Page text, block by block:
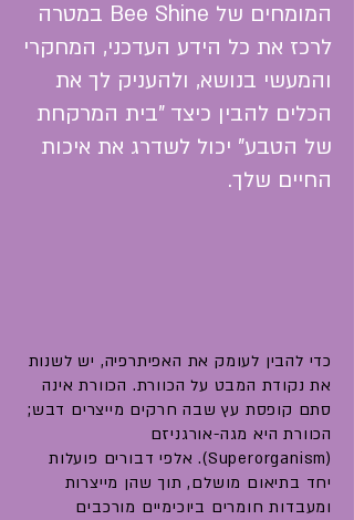
המומחים של Bee Shine במטרה
לרכז את כל הידע העדכני, המחקרי
והמעשי בנושא, ולהעניק לך את
הכלים להבין כיצד "בית המרקחת
של הטבע" יכול לשדרג את איכות
החיים שלך.
כדי להבין לעומק את האפיתרפיה, יש לשנות
את נקודת המבט על הכוורת. הכוורת אינה
סתם קופסת עץ שבה חרקים מייצרים דבש;
הכוורת היא מגה-אורגניזם
(Superorganism). אלפי דבורים פועלות
יחד בתיאום מושלם, תוך שהן מייצרות
ומעבדות חומרים ביוכימיים מורכבים